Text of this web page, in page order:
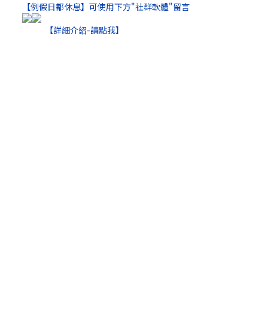
【例假日都休息】可使用下方"社群軟體"留言
【詳細介紹-請點我】